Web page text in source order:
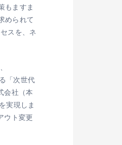
もますま
められて
スを、ネ
「次世代
会社（本
実現しま
ウト変更